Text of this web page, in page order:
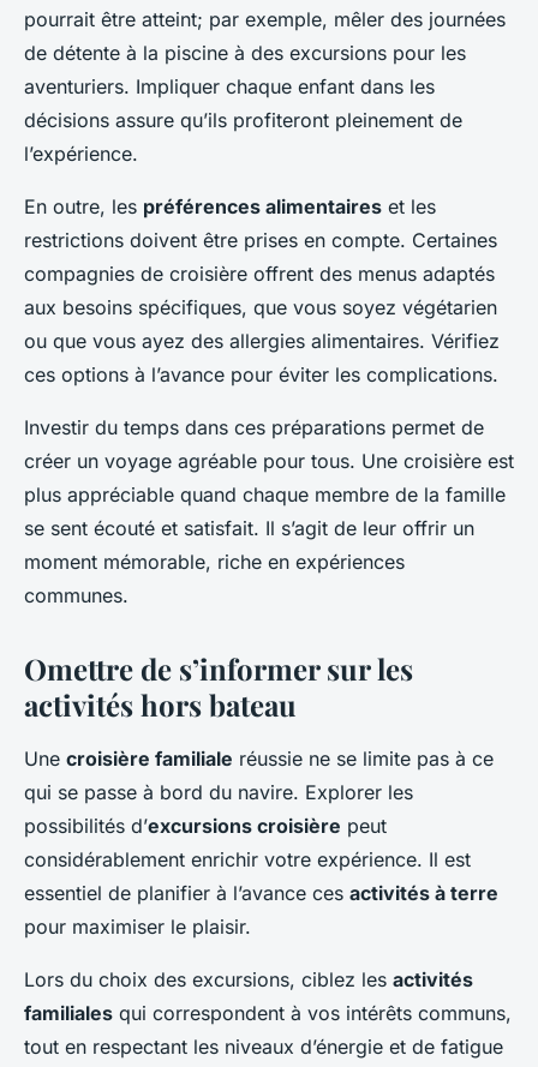
pourrait être atteint; par exemple, mêler des journées
de détente à la piscine à des excursions pour les
aventuriers. Impliquer chaque enfant dans les
décisions assure qu’ils profiteront pleinement de
l’expérience.
En outre, les préférences alimentaires et les
restrictions doivent être prises en compte. Certaines
compagnies de croisière offrent des menus adaptés
aux besoins spécifiques, que vous soyez végétarien
ou que vous ayez des allergies alimentaires. Vérifiez
ces options à l’avance pour éviter les complications.
Investir du temps dans ces préparations permet de
créer un voyage agréable pour tous. Une croisière est
plus appréciable quand chaque membre de la famille
se sent écouté et satisfait. Il s’agit de leur offrir un
moment mémorable, riche en expériences
communes.
Omettre de s’informer sur les
activités hors bateau
Une croisière familiale réussie ne se limite pas à ce
qui se passe à bord du navire. Explorer les
possibilités d’excursions croisière peut
considérablement enrichir votre expérience. Il est
essentiel de planifier à l’avance ces activités à terre
pour maximiser le plaisir.
Lors du choix des excursions, ciblez les activités
familiales qui correspondent à vos intérêts communs,
tout en respectant les niveaux d’énergie et de fatigue